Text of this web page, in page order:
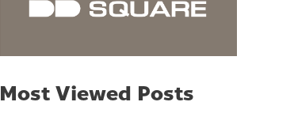
Most Viewed Posts